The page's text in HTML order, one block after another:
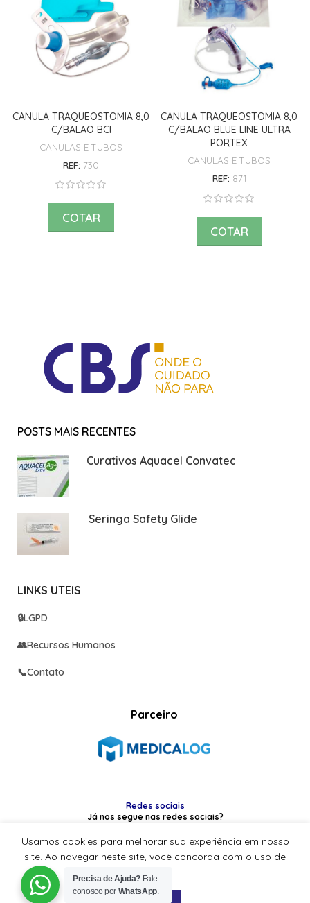
CANULA TRAQUEOSTOMIA 8,0
C/BALAO BCI
CANULAS E TUBOS
REF: 730
COTAR
CANULA TRAQUEOSTOMIA 8,0
C/BALAO BLUE LINE ULTRA
PORTEX
CANULAS E TUBOS
REF: 871
COTAR
POSTS MAIS RECENTES
Curativos Aquacel Convatec
Seringa Safety Glide
LINKS UTEIS
🔒LGPD
👥Recursos Humanos
📞Contato
Parceiro
Redes sociais
Já nos segue nas redes sociais?
CBS Med
Usamos cookies para melhorar sua experiência em nosso
site. Ao navegar neste site, você concorda com o uso de
cookies.
Precisa de Ajuda?Fale
conosco por WhatsApp.